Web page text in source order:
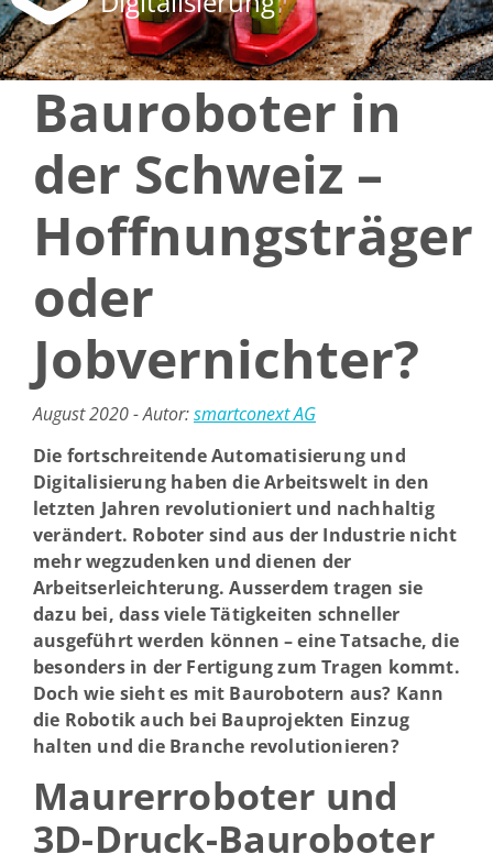
Bauroboter in
der Schweiz –
Hoffnungsträger
oder
Jobvernichter?
August 2020 - Autor:smartconext AG
Die fortschreitende Automatisierung und
Digitalisierung haben die Arbeitswelt in den
letzten Jahren revolutioniert und nachhaltig
verändert. Roboter sind aus der Industrie nicht
mehr wegzudenken und dienen der
Arbeitserleichterung. Ausserdem tragen sie
dazu bei, dass viele Tätigkeiten schneller
ausgeführt werden können – eine Tatsache, die
besonders in der Fertigung zum Tragen kommt.
Doch wie sieht es mit Baurobotern aus? Kann
die Robotik auch bei Bauprojekten Einzug
halten und die Branche revolutionieren?
Maurerroboter und
3D-Druck-Bauroboter